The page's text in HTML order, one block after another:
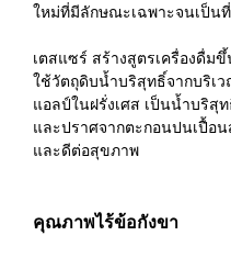
ใหม่ที่มีลักษณะเฉพาะจนเป็น
เตสแซร์ สร้างสูตรเครื่องดื่ม
ใช้วัตถุดิบน้ำบริสุทธิ์จากบริเว
แอลป์ในฝรั่งเศส เป็นน้ำบริสุ
และปราศจากตะกอนปนเปื้อ
และดีต่อสุขภาพ
คุณภาพไร้ข้อกังขา